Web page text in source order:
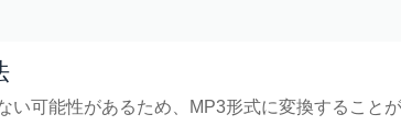
可能性があるため、MP3形式に変換すること